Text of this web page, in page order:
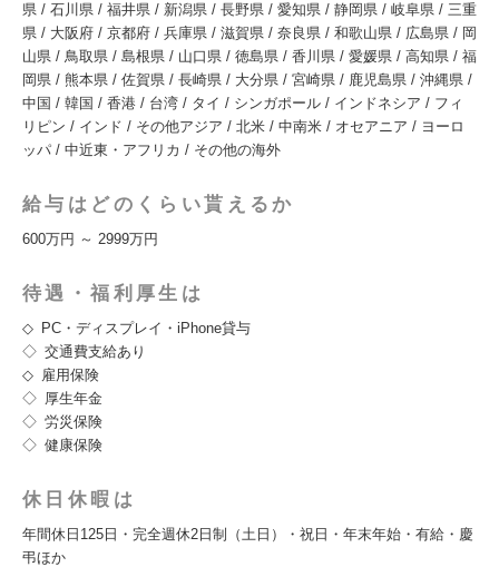
県 / 石川県 / 福井県 / 新潟県 / 長野県 / 愛知県 / 静岡県 / 岐阜県 / 三重
県 / 大阪府 / 京都府 / 兵庫県 / 滋賀県 / 奈良県 / 和歌山県 / 広島県 / 岡
山県 / 鳥取県 / 島根県 / 山口県 / 徳島県 / 香川県 / 愛媛県 / 高知県 / 福
岡県 / 熊本県 / 佐賀県 / 長崎県 / 大分県 / 宮崎県 / 鹿児島県 / 沖縄県 /
中国 / 韓国 / 香港 / 台湾 / タイ / シンガポール / インドネシア / フィ
リピン / インド / その他アジア / 北米 / 中南米 / オセアニア / ヨーロ
ッパ / 中近東・アフリカ / その他の海外
給与はどのくらい貰えるか
600万円 ～ 2999万円
待遇・福利厚生は
◇ PC・ディスプレイ・iPhone貸与
◇ 交通費支給あり
◇ 雇用保険
◇ 厚生年金
◇ 労災保険
◇ 健康保険
休日休暇は
年間休日125日・完全週休2日制（土日）・祝日・年末年始・有給・慶
弔ほか